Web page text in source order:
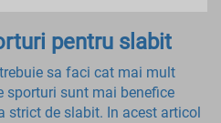
pentru slabit
sa faci cat mai mult
sporturi sunt mai benefice
strict de slabit. In acest articol